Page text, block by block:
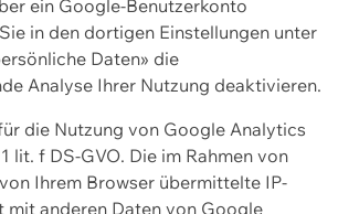
ein Google-Benutzerkonto
in den dortigen Einstellungen unter
Daten» die
Analyse Ihrer Nutzung deaktivieren.
die Nutzung von Google Analytics
lit. f DS-GVO. Die im Rahmen von
Ihrem Browser übermittelte IP-
mit anderen Daten von Google